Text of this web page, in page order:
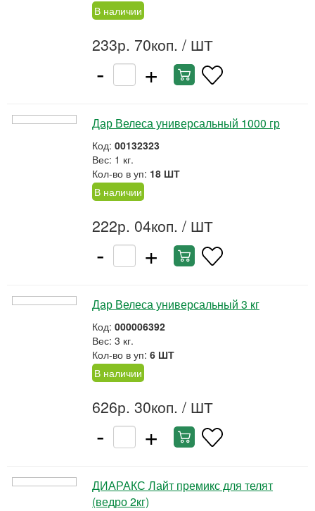
В наличии
233р. 70коп. / ШТ
- +
Дар Велеса универсальный 1000 гр
Код: 00132323
Вес: 1 кг.
Кол-во в уп: 18 ШТ
В наличии
222р. 04коп. / ШТ
- +
Дар Велеса универсальный 3 кг
Код: 000006392
Вес: 3 кг.
Кол-во в уп: 6 ШТ
В наличии
626р. 30коп. / ШТ
- +
ДИАРАКС Лайт премикс для телят
(ведро 2кг)